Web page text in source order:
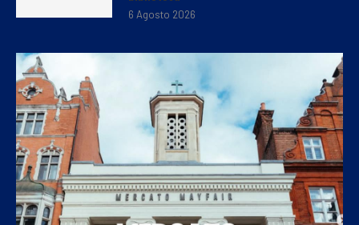
6 Agosto 2026